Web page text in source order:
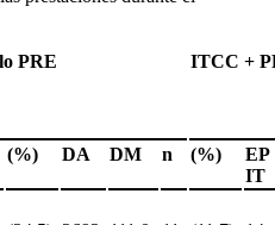
PRE ITCC +
(%) DA DM n (%)
EP
IT